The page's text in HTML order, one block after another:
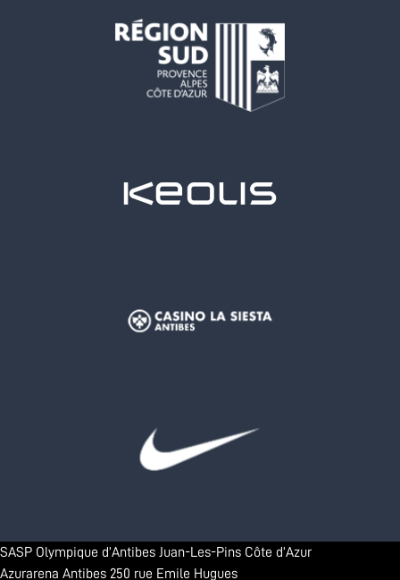
SASP Olympique d’Antibes Juan-Les-Pins Côte d’Azur
Azurarena Antibes 250 rue Emile Hugues